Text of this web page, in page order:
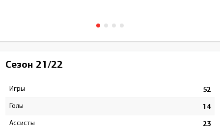
Сезон 21/22
Игры 52
Голы 14
Ассисты 23